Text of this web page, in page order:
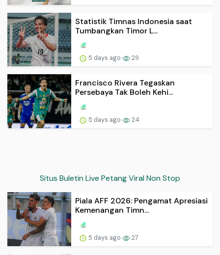
Statistik Timnas Indonesia saat
Tumbangkan Timor L...
5 days ago 29
Francisco Rivera Tegaskan
Persebaya Tak Boleh Kehi...
5 days ago 24
Situs Buletin Live Petang Viral Non Stop
Piala AFF 2026: Pengamat Apresiasi
Kemenangan Timn...
5 days ago 27